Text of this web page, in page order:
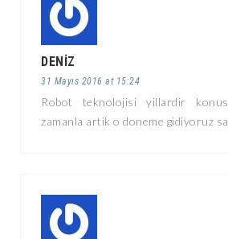
DENIZ
31 Mayıs 2016 at 15:24
Robot teknolojisi yillardir
zamanla artik o doneme gidiyoruz